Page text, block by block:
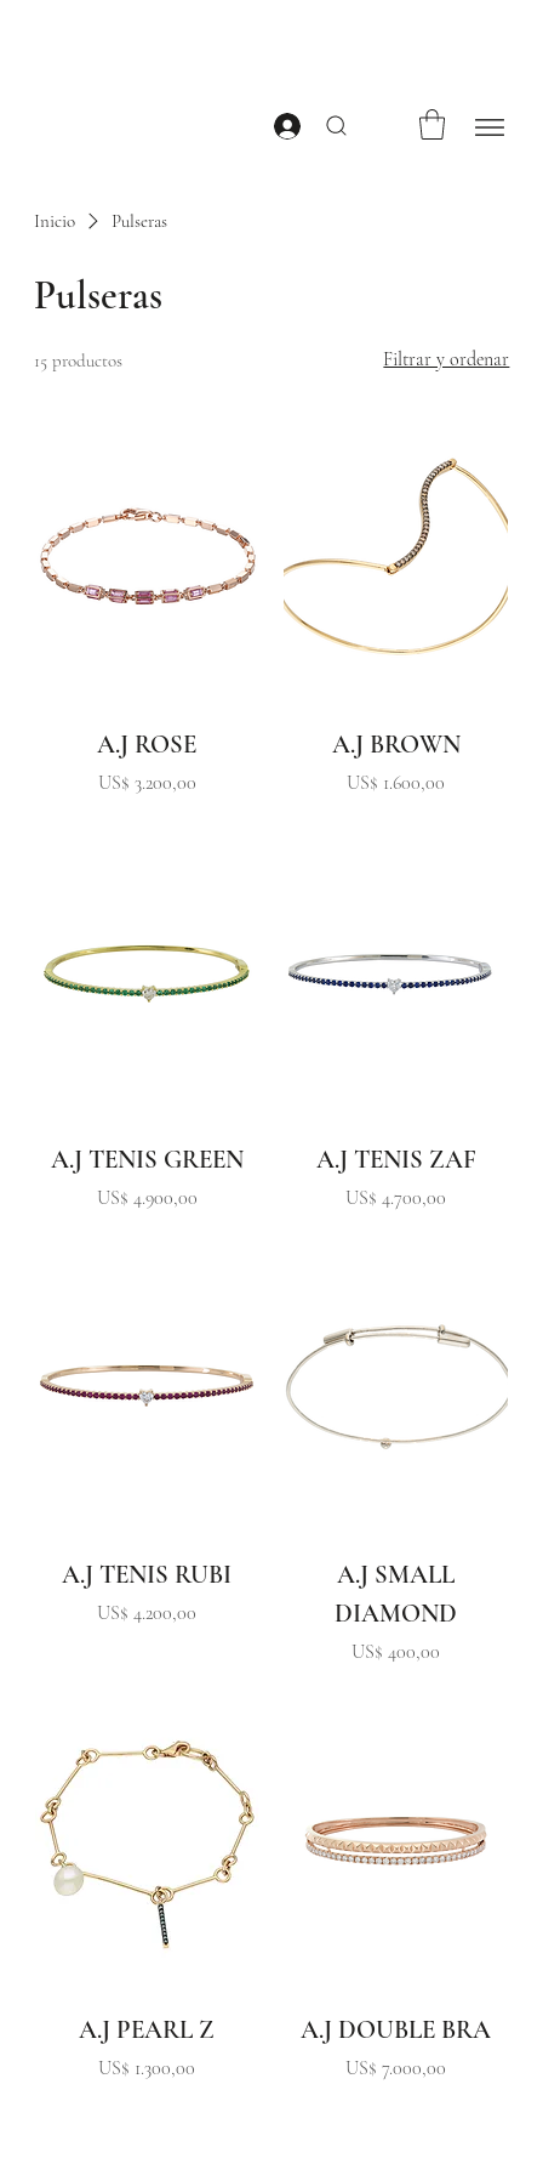
Inicio Pulseras
Pulseras
15 productos Filtrar y ordenar
A.J ROSE
Precio
US$ 3.200,00
A.J BROWN
Precio
US$ 1.600,00
A.J TENIS GREEN
Precio
US$ 4.900,00
A.J TENIS ZAF
Precio
US$ 4.700,00
A.J TENIS RUBI
Precio
US$ 4.200,00
A.J SMALL
DIAMOND
Precio
US$ 400,00
A.J PEARL Z
Precio
US$ 1.300,00
A.J DOUBLE BRA
Precio
US$ 7.000,00